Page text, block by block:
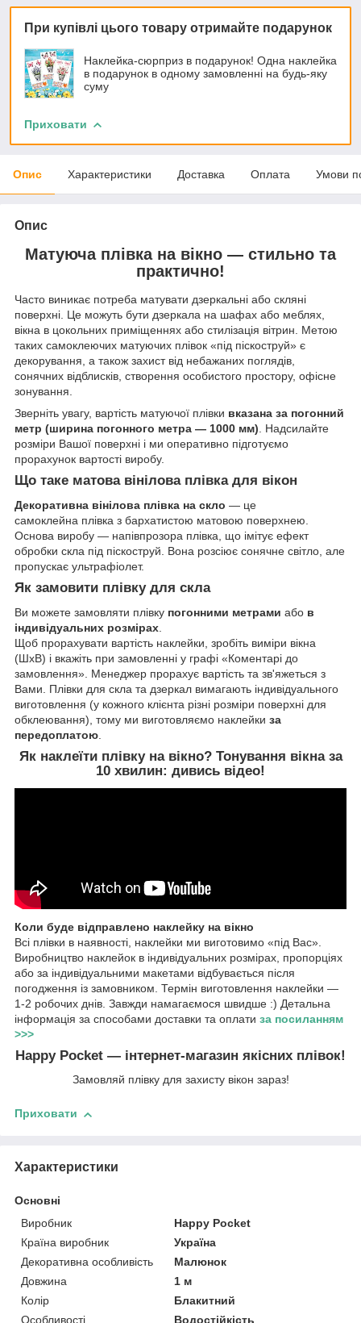
При купівлі цього товару отримайте подарунок
Наклейка-сюрприз в подарунок! Одна наклейка
в подарунок в одному замовленні на будь-яку
суму
Приховати
Опис Характеристики Доставка Оплата Умови
Опис
Матуюча плівка на вікно — стильно та
практично!
Часто виникає потреба матувати дзеркальні або скляні
поверхні. Це можуть бути дзеркала на шафах або меблях,
вікна в цокольних приміщеннях або стилізація вітрин. Метою
таких самоклеючих матуючих плівок «під піскоструй» є
декорування, а також захист від небажаних поглядів,
сонячних відблисків, створення особистого простору, офісне
зонування.
Зверніть увагу, вартість матуючої плівки вказана за погонний
метр (ширина погонного метра — 1000 мм). Надсилайте
розміри Вашої поверхні і ми оперативно підготуємо
прорахунок вартості виробу.
Що таке матова вінілова плівка для вікон
Декоративна вінілова плівка на скло — це
самоклейна плівка з бархатистою матовою поверхнею.
Основа виробу — напівпрозора плівка, що імітує ефект
обробки скла під піскоструй. Вона розсіює сонячне світло, але
пропускає ультрафіолет.
Як замовити плівку для скла
Ви можете замовляти плівку погонними метрами або в
індивідуальних розмірах
Щоб прорахувати вартість наклейки, зробіть виміри вікна
(ШхВ) і вкажіть при замовленні у графі «Коментарі до
замовлення». Менеджер прорахує вартість та зв'яжеться з
Вами. Плівки для скла та дзеркал вимагають індивідуального
виготовлення (у кожного клієнта різні розміри поверхні для
обклеювання), тому ми виготовляємо наклейки за
передоплатою
Як наклеїти плівку на вікно? Тонування вікна за
10 хвилин: дивись відео!
Коли буде відправлено наклейку на вікно
Всі плівки в наявності, наклейки ми виготовимо «під Вас».
Виробництво наклейок в індивідуальних розмірах, пропорціях
або за індивідуальними макетами відбувається після
погодження із замовником. Термін виготовлення наклейки —
1-2 робочих днів. Завжди намагаємося швидше :) Детальна
інформація за способами доставки та оплати за посиланням
>>>
Happy Pocket — інтернет-магазин якісних плівок!
Замовляй плівку для захисту вікон зараз!
Приховати
Характеристики
Основні
Виробник
Happy Pocket
Країна виробник
Україна
Декоративна особливість
Малюнок
Довжина
1 м
Колір
Блакитний
Особливості
Водостійкість